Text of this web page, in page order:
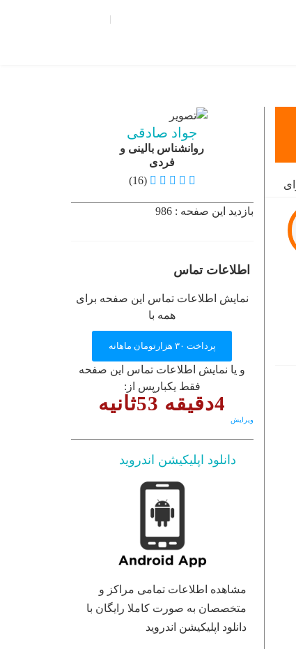
Contact Us
Home
Join Us
Login
Member Login
Thank You
User Directory
User Registration
پرسش و پاسخ
تبلیغات
روانشناسان و روانپزشکان
جواد صادقی
روانشناس بالینی و
فردی
(16)
بازدید این صفحه : 986
اطلاعات تماس
نمایش اطلاعات تماس این صفحه برای
همه با
پرداخت ۳۰ هزارتومان ماهانه
و یا نمایش اطلاعات تماس این صفحه
فقط یکبارپس از:
4دقیقه 52ثانیه
ویرایش
دانلود اپلیکیشن اندروید
مشاهده اطلاعات تمامی مراکز و
متخصصان به صورت کاملا رایگان با
دانلود اپلیکیشن اندروید